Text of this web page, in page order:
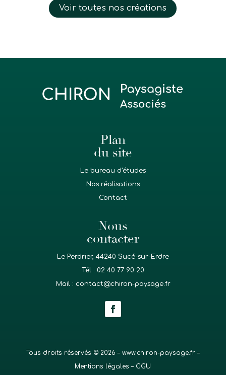
Voir toutes nos créations
Plan
du site
Le bureau d’études
Nos réalisations
Contact
Nous
contacter
Le Perdrier, 44240 Sucé-sur-Erdre
Tél : 02 40 77 90 20
Mail : contact@chiron-paysage.fr
Tous droits réservés © 2026 – www.chiron-paysage.fr –
Mentions légales – CGU